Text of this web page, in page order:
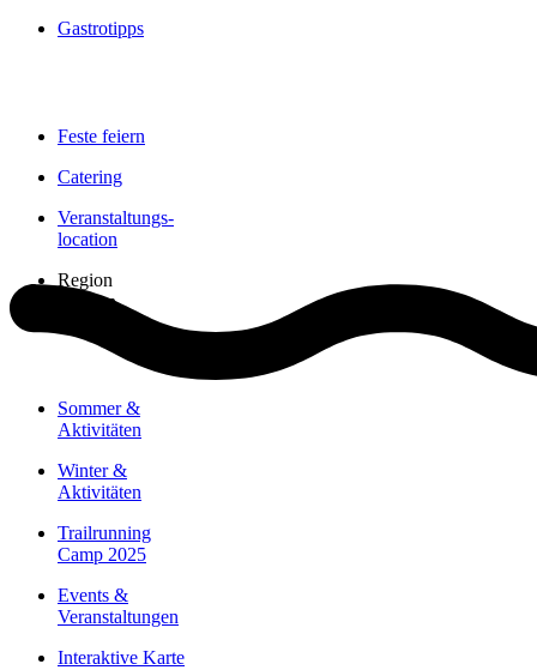
Gastrotipps
Feste feiern
Catering
Veranstaltungs-
­location
Region
Erleben
Sommer &
Aktivitäten
Winter &
Aktivitäten
Trailrunning
Camp 2025
Events &
Veranstaltungen
Interaktive Karte